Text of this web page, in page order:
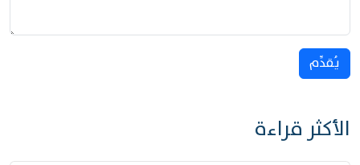
يُقدِّم
الأكثر قراءة